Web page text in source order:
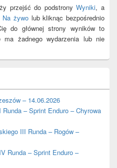
przejść do podstronyWyniki, a
Na żywo lub kliknąc bezpośrednio
do głównej strony wyników to
żadnego wydarzenia lub nie
– 14.06.2026
– Sprint Enduro – Chyrowa
III Runda – Rogów –
Runda – Sprint Enduro –